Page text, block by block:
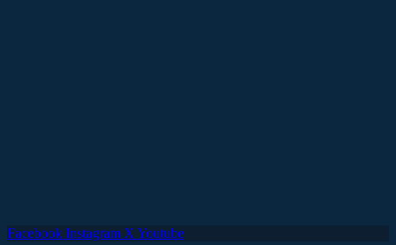
Facebook Instagram X Youtube